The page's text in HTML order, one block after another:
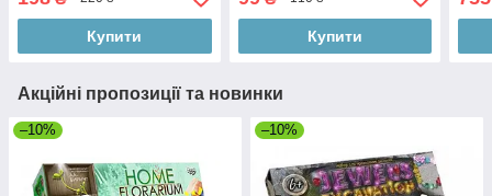
Купити Купити
Акційні пропозиції та новинки
–10% –10%